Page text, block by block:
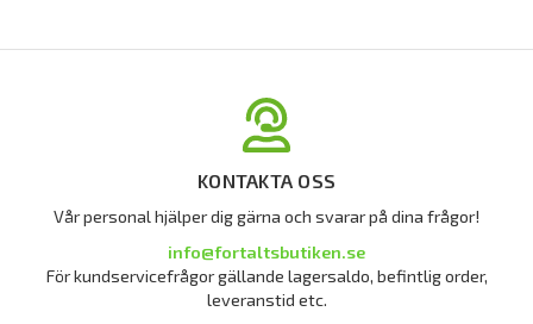
KONTAKTA OSS
Vår personal hjälper dig gärna och svarar på dina frågor!
info@fortaltsbutiken.se
För kundservicefrågor gällande lagersaldo, befintlig order,
leveranstid etc.